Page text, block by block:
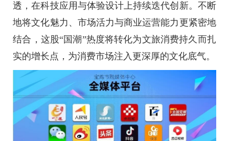
透，在科技应用与体验设计上持续迭代创新。不断
地将文化魅力、市场活力与商业运营能力更紧密地
结合，这股“国潮”热度将转化为文旅消费持久而扎
实的增长点，为消费市场注入更深厚的文化底气。